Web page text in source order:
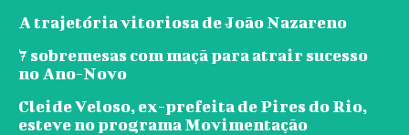
A trajetória vitoriosa de João Nazareno
7 sobremesas com maçã para atrair sucesso
no Ano-Novo
Cleide Veloso, ex-prefeita de Pires do Rio,
esteve no programa Movimentação